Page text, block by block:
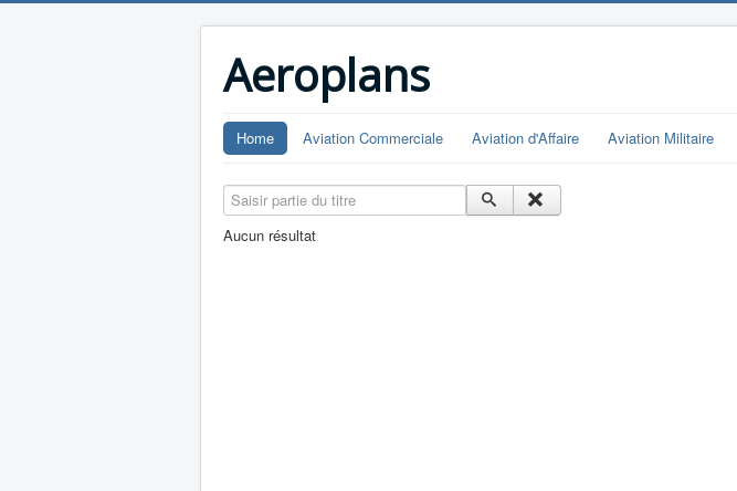
Aeroplans
Home Aviation Commerciale Aviation d'Affaire Aviation Militaire
Saisir partie du titre
Aucun résultat